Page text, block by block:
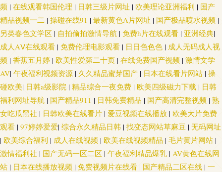
电影 超碰免费3级片 日韩AV在线网站 成人Aⅴ视频 日本不卡一二三区 美女黄
区 超碰在线人人看 日韩无人区电影 东京热网站 三级三级久久香港 午夜国产
情网站
频 | 在线观看韩国伦理 | 日韩三级片网址 | 欧美理论亚洲福利 | 国产
精品视频一二 | 操碰在线91 | 最新黄色A片网址 | 国产极品喷水视频 |
另类春色文学区 | 自拍偷拍激情导航 | 免费h片在线观看 | 亚洲经典|
成人AⅤ在线观看 | 免费伦理电影观看 | 日日色色色 | 成人无码成人视
频 | 香蕉五月婷 | 欧美性爱第二十页 | 在线免费国产视频 | 激情文学
AV| 午夜福利视频资源 | 久久精品蜜芽国产 | 日本在线看片网站 | 操
碰欧美| 日韩a级影院 | 精品综合一夜免费 | 欧美四级磁力下载 | 日韩
福利网址导航 | 国产精品911 | 日韩免费精品 | 国产高清完整视频 | 熟
女吃瓜黑社 | 日韩欧美在线看片 | 爱豆视频在线播放 | 欧美大片免费
观看 | 97婷婷爱爱| 综合永久精品日韩 | 找变态网站草麻豆 | 无码网址
| 欧美综合福利 | 成人在线视频 | 欧美在线视频精品 | 毛片黄片网站 |
激情福利社 | 国产无码一区二区 | 午夜福利精品爆乳 | AV黄色在线网
站 | 日本在线播放视频 | 免费视频片在线看 | 国产精品二区在线 | 一